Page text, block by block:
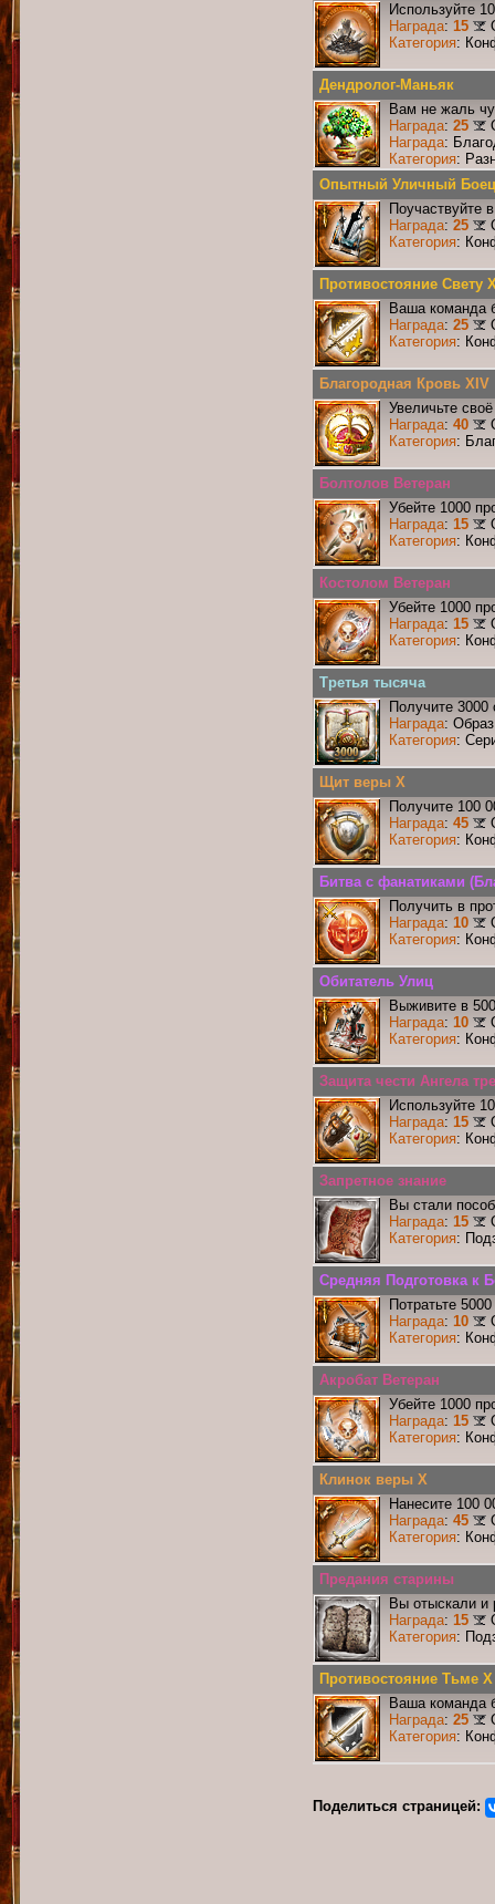
Используйте
Награда: 15
Категория:
Дендролог-Маньяк
Вам не жаль
Награда: 25
Награда:
Категория:
Опытный Уличный Боец
Поучаствуйте
Награда: 25
Категория:
Противостояние Свету
Ваша команда
Награда: 25
Категория:
Благородная Кровь XIV
Увеличьте
Награда: 40
Категория:
Болтолов Ветеран
Убейте 1000
Награда: 15
Категория:
Костолом Ветеран
Убейте 1000
Награда: 15
Категория:
Третья тысяча
Получите 3000
Награда: Образ
Категория:
Щит веры X
Получите 100
Награда: 45
Категория:
Битва с фанатиками
Получить в
Награда: 10
Категория:
Обитатель Улиц
Выживите в
Награда: 10
Категория:
Защита чести Ангела
Используйте
Награда: 15
Категория:
Запретное знание
Вы стали
Награда: 15
Категория:
Средняя Подготовка к
Потратьте
Награда: 10
Категория:
Акробат Ветеран
Убейте 1000
Награда: 15
Категория:
Клинок веры X
Нанесите 100
Награда: 45
Категория:
Предания старины
Вы отыскали
Награда: 15
Категория:
Противостояние Тьме X
Ваша команда
Награда: 25
Категория:
Поделиться страницей: